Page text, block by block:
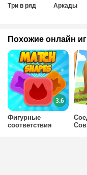
Три в ряд Аркады
Похожие онлайн
Фигурные
соответствия
3.6